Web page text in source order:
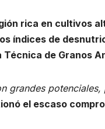
rica en cultivos
índices de
de Granos
grandes
el escaso